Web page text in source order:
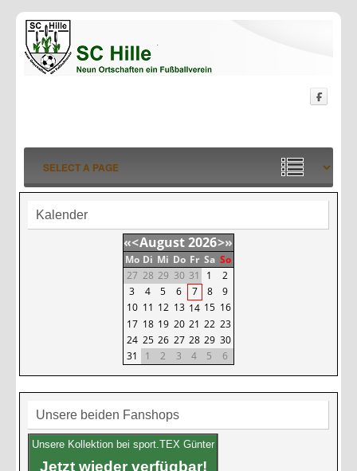
Kalender
«<August2026>»
Mo Di Mi Do Fr Sa So
27 28 29 30 31 1
2
3
4 5 6 7 8
9
10 11 12 13 14 15 16
17 18 19 20 21 22 23
24 25 26 27 28 29 30
31
1 2 3 4 5 6
Unsere beiden Fanshops
Unsere Kollektion bei sport.TEX Günter
Jetzt wieder verfügbar!